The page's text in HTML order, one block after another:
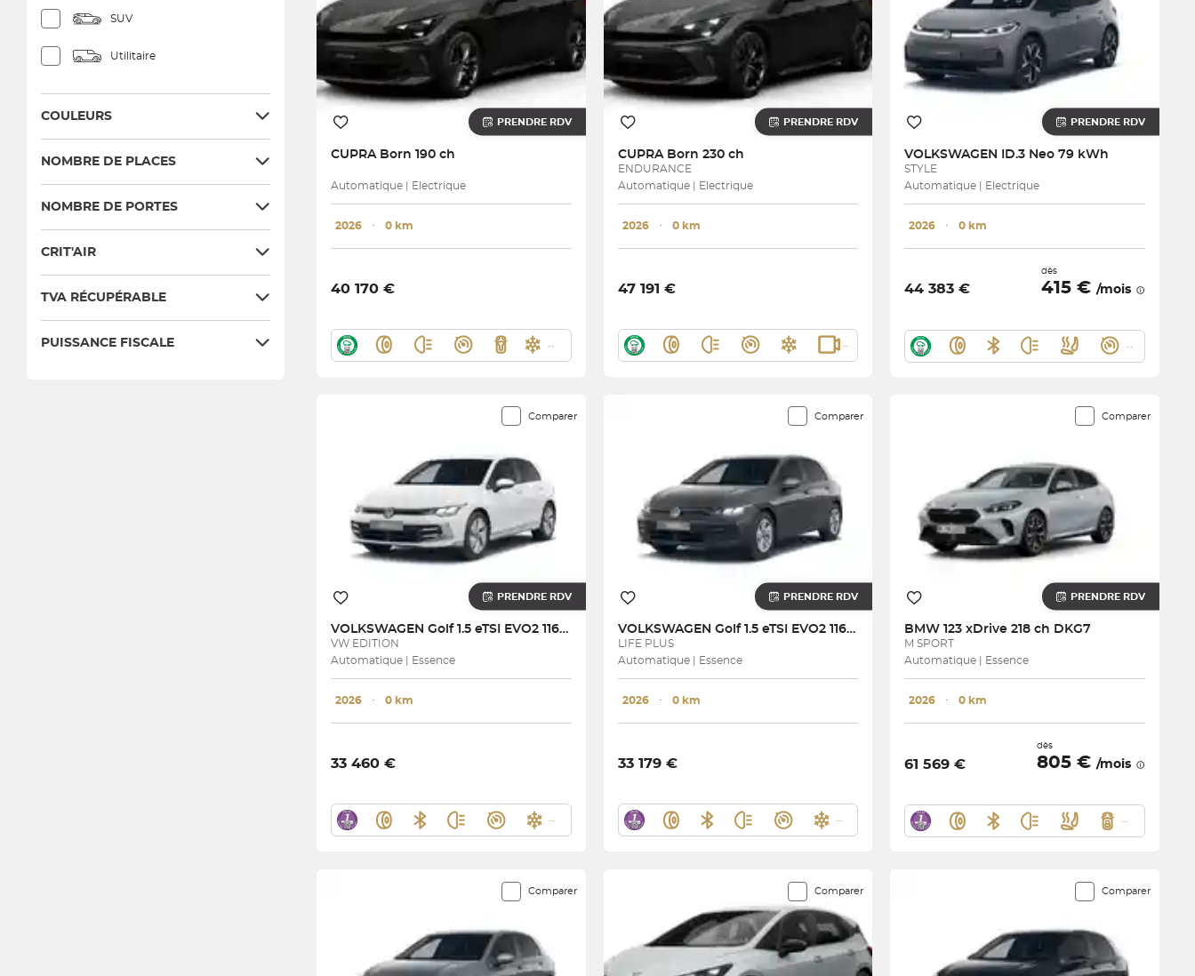
SUV
Utilitaire
COULEURS
NOMBRE DE PLACES
NOMBRE DE PORTES
CRIT'AIR
TVA RÉCUPÉRABLE
PUISSANCE FISCALE
PRENDRE RDV
CUPRA Born 190 ch
Automatique | Electrique
2026 ･ 0 km
40 170 €
PRENDRE RDV
CUPRA Born 230 ch
ENDURANCE
Automatique | Electrique
2026 ･ 0 km
47 191 €
PRENDRE RDV
VOLKSWAGEN ID.3 Neo 79 kWh
STYLE
Automatique | Electrique
2026 ･ 0 km
44 383 €
dès
415 € /mois
Comparer
PRENDRE RDV
VOLKSWAGEN Golf 1.5 eTSI EVO2 116 DSG7
VW EDITION
Automatique | Essence
2026 ･ 0 km
33 460 €
Comparer
PRENDRE RDV
VOLKSWAGEN Golf 1.5 eTSI EVO2 116 DSG7
LIFE PLUS
Automatique | Essence
2026 ･ 0 km
33 179 €
Comparer
PRENDRE RDV
BMW123 xDrive 218 ch DKG7
M SPORT
Automatique | Essence
2026 ･ 0 km
61 569 €
dès
805 € /mois
Comparer Comparer Comparer